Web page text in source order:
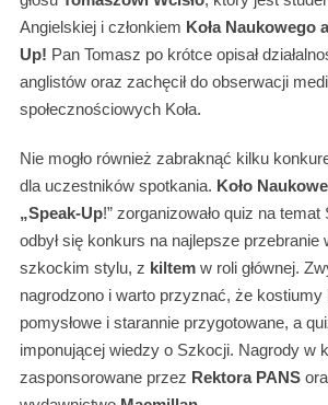
Angielskiej i członkiem Koła Naukowego
Up! Pan Tomasz po krótce opisał
anglistów oraz zachęcił do obserwacji
społecznościowych Koła.
Nie mogło również zabraknąć kilku
dla uczestników spotkania. Koło
„Speak-Up!” zorganizowało quiz na
odbył się konkurs na najlepsze przebranie
szkockim stylu, z kiltemw roli głównej.
nagrodzono i warto przyznać, że kostiumy
pomysłowe i starannie przygotowane, a
imponującej wiedzy o Szkocji. Nagrody w
zasponsorowane przez Rektora PANS